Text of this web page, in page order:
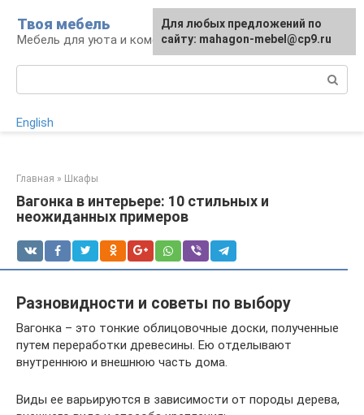
контенту
Твоя мебель
Мебель для уюта и комфорта
English
Главная » Шкафы
Вагонка в интерьере: 10 стильных и
неожиданных примеров
Разновидности и советы по выбору
Вагонка – это тонкие облицовочные доски, полученные
путем переработки древесины. Ею отделывают
внутреннюю и внешнюю часть дома.
Виды ее варьируются в зависимости от породы дерева,
Для любых предложений по
сайту: mahagon-mebel@cp9.ru
Для любых предложений по
сайту: mahagon-mebel@cp9.ru